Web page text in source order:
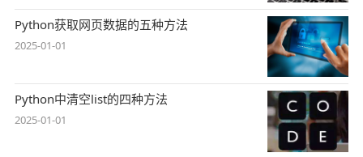
Python获取网页数据的五种方法
2025-01-01
Python中清空list的四种方法
2025-01-01